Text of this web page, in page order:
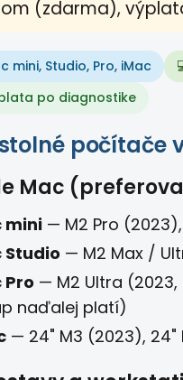
(zdarma),
mini, Studio, Pro, iMac
po diagnostike
počítače
Mac
mini — M2 Pro
Studio — M2 Max /
Pro — M2 Ultra
naďalej platí)
— 24" M3 (2023), 24"